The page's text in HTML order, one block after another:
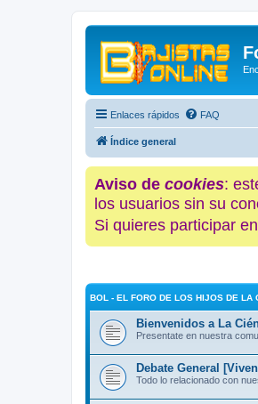
Enlaces rápidos FAQ
Índice general
Aviso de cookies:
los usuarios sin su
Si quieres participar
BOL - EL FORO DE LOS HIJOS DE LA
Bienvenidos a La
Presentate en nuestra
Debate General
Todo lo relacionado con